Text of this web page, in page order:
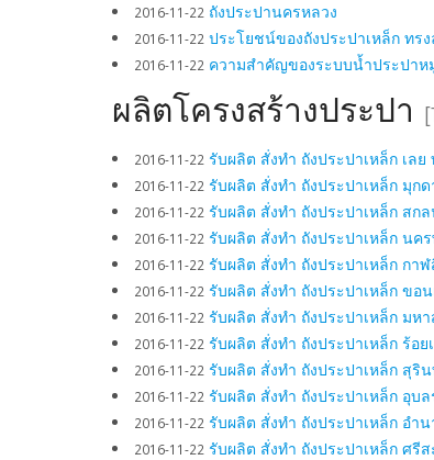
2016-11-22 ถังประปานครหลวง
2016-11-22 ประโยชน์ของถังประปาเหล็ก ทร
2016-11-22 ความสำคัญของระบบน้ำประปาห
ผลิตโครงสร้างประปา
2016-11-22 รับผลิต สั่งทำ ถังประปาเหล็ก เล
2016-11-22 รับผลิต สั่งทำ ถังประปาเหล็ก มุ
2016-11-22 รับผลิต สั่งทำ ถังประปาเหล็ก ส
2016-11-22 รับผลิต สั่งทำ ถังประปาเหล็ก น
2016-11-22 รับผลิต สั่งทำ ถังประปาเหล็ก ก
2016-11-22 รับผลิต สั่งทำ ถังประปาเหล็ก ข
2016-11-22 รับผลิต สั่งทำ ถังประปาเหล็ก ม
2016-11-22 รับผลิต สั่งทำ ถังประปาเหล็ก ร้อ
2016-11-22 รับผลิต สั่งทำ ถังประปาเหล็ก สุ
2016-11-22 รับผลิต สั่งทำ ถังประปาเหล็ก อุ
2016-11-22 รับผลิต สั่งทำ ถังประปาเหล็ก อํ
2016-11-22 รับผลิต สั่งทำ ถังประปาเหล็ก ศรี